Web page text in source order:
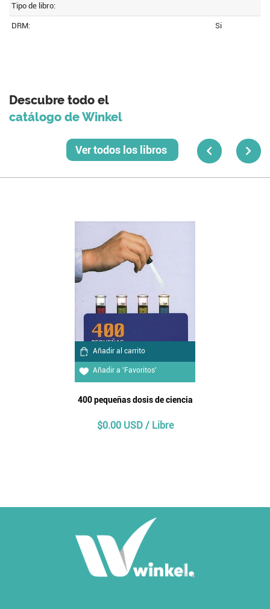
Tipo de libro:
DRM: Si
Descubre todo el
catálogo de Winkel
Ver todos los libros
Añadir al carrito
Añadir a 'Favoritos'
400 pequeñas dosis de ciencia
$0.00 USD / Libre